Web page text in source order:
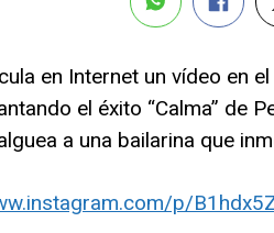
en Internet un vídeo en
el éxito “Calma” de
a una bailarina que
p/